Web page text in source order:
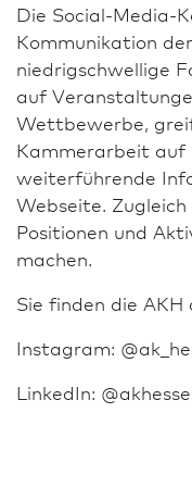
Die Social-Media-
Kommunikation
niedrigschwellige
auf
Wettbewerbe,
Kammerarbeit auf
weiterführende
Webseite.
Positionen und
machen.
Sie finden die AKH
Instagram:
LinkedIn: